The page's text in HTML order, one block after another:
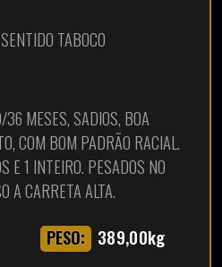
TABOCO
MESES, SADIOS, BOA
COM BOM PADRÃO RACIAL.
E 1 INTEIRO. PESADOS NO
A CARRETA ALTA.
PESO: 389,00kg